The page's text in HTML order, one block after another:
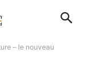
– le nouveau